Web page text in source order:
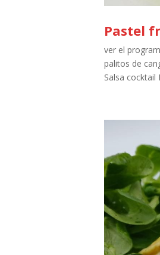
Pastel
ver el
palitos de
Salsa cocktail